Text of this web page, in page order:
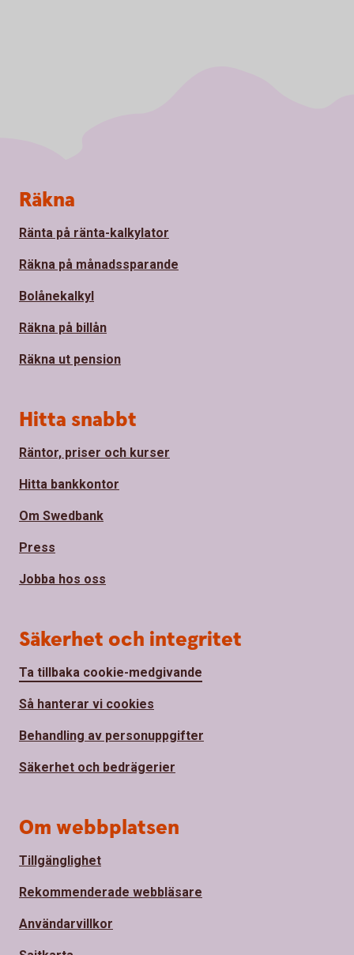
Sidfot
Räkna
Ränta på ränta-kalkylator
Räkna på månadssparande
Bolånekalkyl
Räkna på billån
Räkna ut pension
Hitta snabbt
Räntor, priser och kurser
Hitta bankkontor
Om Swedbank
Press
Jobba hos oss
Säkerhet och integritet
Ta tillbaka cookie-medgivande
Så hanterar vi cookies
Behandling av personuppgifter
Säkerhet och bedrägerier
Om webbplatsen
Tillgänglighet
Rekommenderade webbläsare
Användarvillkor